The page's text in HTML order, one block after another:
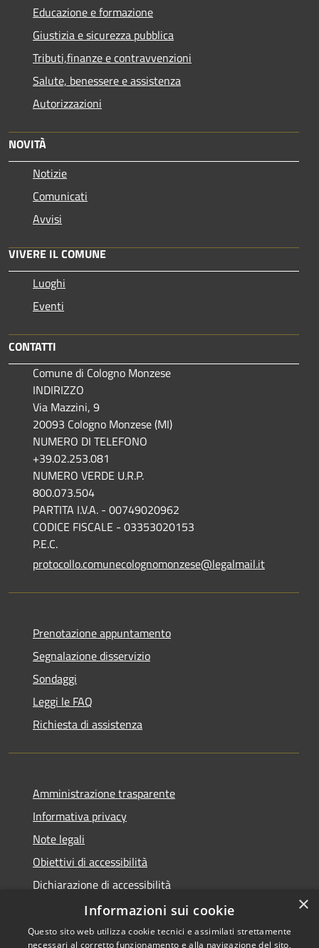
Educazione e formazione
Giustizia e sicurezza pubblica
Tributi,finanze e contravvenzioni
Salute, benessere e assistenza
Autorizzazioni
NOVITÀ
Notizie
Comunicati
Avvisi
VIVERE IL COMUNE
Luoghi
Eventi
CONTATTI
Comune di Cologno Monzese
INDIRIZZO
Via Mazzini, 9
20093 Cologno Monzese (MI)
NUMERO DI TELEFONO
+39.02.253.081
NUMERO VERDE U.R.P.
800.073.504
PARTITA I.V.A. - 00749020962
CODICE FISCALE - 03353020153
P.E.C.
protocollo.comunecolognomonzese@legalmail.it
Prenotazione appuntamento
Segnalazione disservizio
Sondaggi
Leggi le FAQ
Richiesta di assistenza
Amministrazione trasparente
Informativa privacy
Note legali
Obiettivi di accessibilità
Dichiarazione di accessibilità
Open Data
×
Informazioni sui cookie
Questo sito web utilizza cookie tecnici e assimilati strettamente
necessari al corretto funzionamento e alla navigazione del sito,